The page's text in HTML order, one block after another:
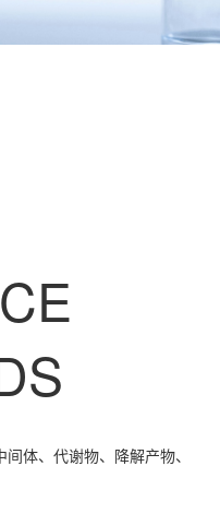
体、代谢物、降解产物、